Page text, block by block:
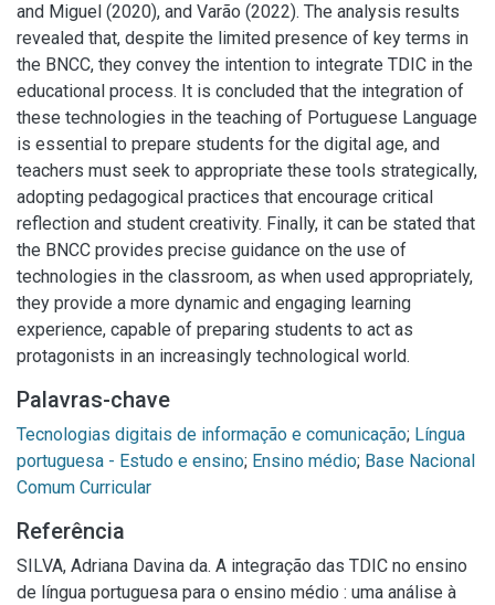
and Miguel (2020), and Varão (2022). The analysis results
revealed that, despite the limited presence of key terms in
the BNCC, they convey the intention to integrate TDIC in the
educational process. It is concluded that the integration of
these technologies in the teaching of Portuguese Language
is essential to prepare students for the digital age, and
teachers must seek to appropriate these tools strategically,
adopting pedagogical practices that encourage critical
reflection and student creativity. Finally, it can be stated that
the BNCC provides precise guidance on the use of
technologies in the classroom, as when used appropriately,
they provide a more dynamic and engaging learning
experience, capable of preparing students to act as
protagonists in an increasingly technological world.
Palavras-chave
Tecnologias digitais de informação e comunicação; Língua
portuguesa - Estudo e ensino; Ensino médio; Base Nacional
Comum Curricular
Referência
SILVA, Adriana Davina da. A integração das TDIC no ensino
de língua portuguesa para o ensino médio : uma análise à